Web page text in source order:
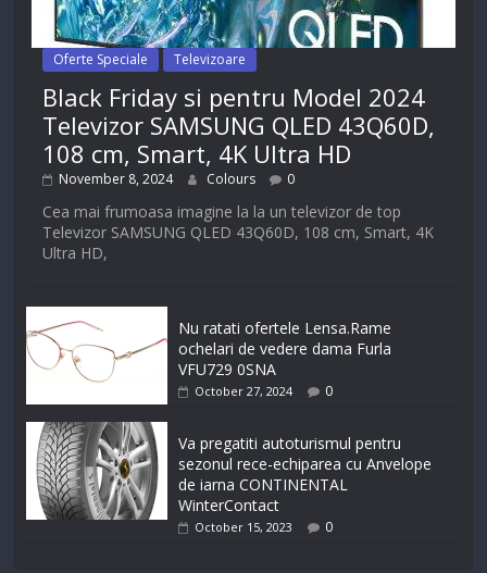
Oferte Speciale Televizoare
Black Friday si pentru Model 2024
Televizor SAMSUNG QLED 43Q60D,
108 cm, Smart, 4K Ultra HD
November 8, 2024 Colours 0
Cea mai frumoasa imagine la la un televizor de top
Televizor SAMSUNG QLED 43Q60D, 108 cm, Smart, 4K
Ultra HD,
Nu ratati ofertele Lensa.Rame
ochelari de vedere dama Furla
VFU729 0SNA
October 27, 2024 0
Va pregatiti autoturismul pentru
sezonul rece-echiparea cu Anvelope
de iarna CONTINENTAL
WinterContact
October 15, 2023 0